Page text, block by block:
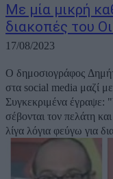
Με μία μικρή
διακοπές του
17/08/2023
Ο δημοσιογράφος
στα social media μαζί
Συγκεκριμένα έγραψε:
σέβονται τον πελάτη
λίγα λόγια φεύγω για